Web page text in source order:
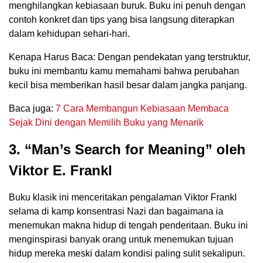
menghilangkan kebiasaan buruk. Buku ini penuh dengan
contoh konkret dan tips yang bisa langsung diterapkan
dalam kehidupan sehari-hari.
Kenapa Harus Baca: Dengan pendekatan yang terstruktur,
buku ini membantu kamu memahami bahwa perubahan
kecil bisa memberikan hasil besar dalam jangka panjang.
Baca juga: 7 Cara Membangun Kebiasaan Membaca
Sejak Dini dengan Memilih Buku yang Menarik
3. “Man’s Search for Meaning” oleh
Viktor E. Frankl
Buku klasik ini menceritakan pengalaman Viktor Frankl
selama di kamp konsentrasi Nazi dan bagaimana ia
menemukan makna hidup di tengah penderitaan. Buku ini
menginspirasi banyak orang untuk menemukan tujuan
hidup mereka meski dalam kondisi paling sulit sekalipun.